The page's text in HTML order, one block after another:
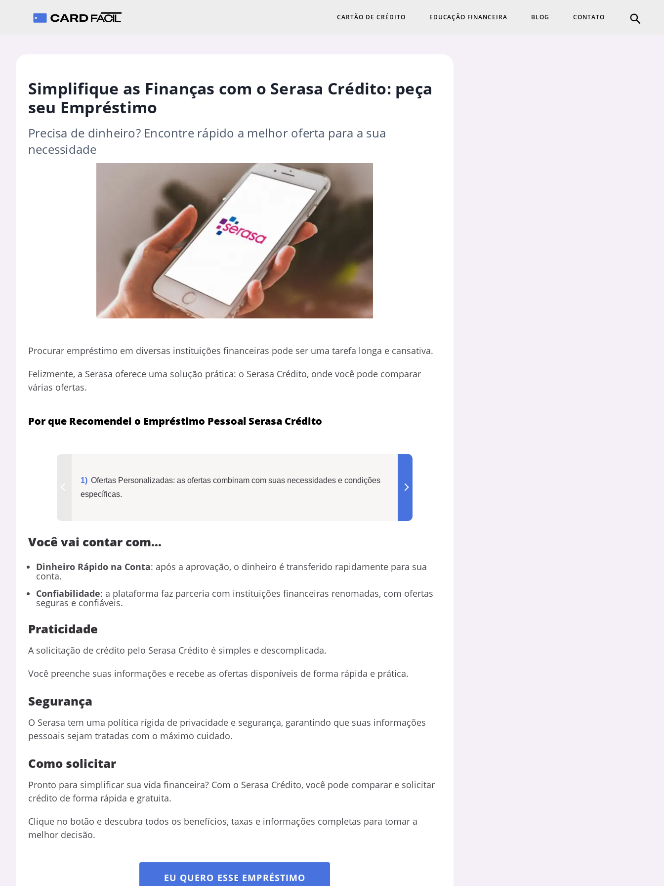
CARTÃO DE CRÉDITO EDUCAÇÃO FINANCEIRA BLOG CONTATO
Simplifique as Finanças com o Serasa Crédito: peça
seu Empréstimo
Precisa de dinheiro? Encontre rápido a melhor oferta para a sua
necessidade
Procurar empréstimo em diversas instituições financeiras pode ser uma tarefa longa e cansativa.
Felizmente, a Serasa oferece uma solução prática: o Serasa Crédito, onde você pode comparar
várias ofertas.
Por que Recomendei o Empréstimo Pessoal Serasa Crédito
Ofertas Personalizadas: as ofertas combinam com suas necessidades e condições
específicas.
Você vai contar com…
Dinheiro Rápido na Conta: após a aprovação, o dinheiro é transferido rapidamente para sua
conta.
Confiabilidade: a plataforma faz parceria com instituições financeiras renomadas, com ofertas
seguras e confiáveis.
Praticidade
A solicitação de crédito pelo Serasa Crédito é simples e descomplicada.
Você preenche suas informações e recebe as ofertas disponíveis de forma rápida e prática.
Segurança
O Serasa tem uma política rígida de privacidade e segurança, garantindo que suas informações
pessoais sejam tratadas com o máximo cuidado.
Como solicitar
Pronto para simplificar sua vida financeira? Com o Serasa Crédito, você pode comparar e solicitar
crédito de forma rápida e gratuita.
Clique no botão e descubra todos os benefícios, taxas e informações completas para tomar a
melhor decisão.
EU QUERO ESSE EMPRÉSTIMO